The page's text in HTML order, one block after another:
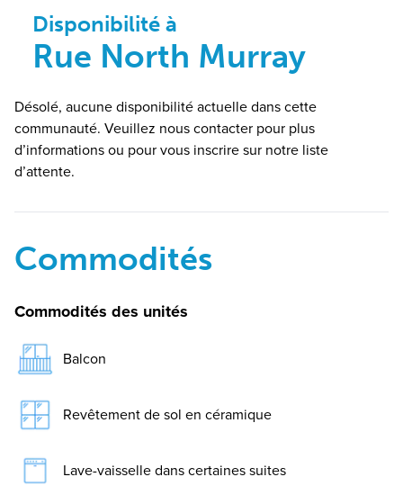
Disponibilité à
Rue North Murray
Désolé, aucune disponibilité actuelle dans cette
communauté. Veuillez nous contacter pour plus
d’informations ou pour vous inscrire sur notre liste
d’attente.
Commodités
Commodités des unités
Balcon
Revêtement de sol en céramique
Lave-vaisselle dans certaines suites